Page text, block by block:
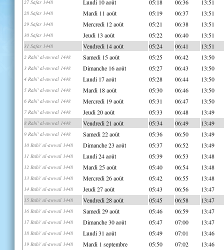
27 Safar 1448 Lundi 10 août 05:18 06:36 13:51
28 Safar 1448 Mardi 11 août 05:19 06:37 13:51
29 Safar 1448 Mercredi 12 août 05:21 06:38 13:51
30 Safar 1448 Jeudi 13 août 05:22 06:40 13:51
31 Safar 1448 Vendredi 14 août 05:24 06:41 13:51
2 Rabi' al-awwal 1448 Samedi 15 août 05:25 06:42 13:50
3 Rabi' al-awwal 1448 Dimanche 16 août 05:27 06:43 13:50
4 Rabi' al-awwal 1448 Lundi 17 août 05:28 06:44 13:50
5 Rabi' al-awwal 1448 Mardi 18 août 05:30 06:46 13:50
6 Rabi' al-awwal 1448 Mercredi 19 août 05:31 06:47 13:50
7 Rabi' al-awwal 1448 Jeudi 20 août 05:33 06:48 13:49
8 Rabi' al-awwal 1448 Vendredi 21 août 05:34 06:49 13:49
9 Rabi' al-awwal 1448 Samedi 22 août 05:36 06:50 13:49
10 Rabi' al-awwal 1448 Dimanche 23 août 05:37 06:52 13:49
11 Rabi' al-awwal 1448 Lundi 24 août 05:39 06:53 13:48
12 Rabi' al-awwal 1448 Mardi 25 août 05:40 06:54 13:48
13 Rabi' al-awwal 1448 Mercredi 26 août 05:42 06:55 13:48
14 Rabi' al-awwal 1448 Jeudi 27 août 05:43 06:56 13:47
15 Rabi' al-awwal 1448 Vendredi 28 août 05:45 06:58 13:47
16 Rabi' al-awwal 1448 Samedi 29 août 05:46 06:59 13:47
17 Rabi' al-awwal 1448 Dimanche 30 août 05:47 07:00 13:47
18 Rabi' al-awwal 1448 Lundi 31 août 05:49 07:01 13:46
19 Rabi' al-awwal 1448 Mardi 1 septembre 05:50 07:02 13:46